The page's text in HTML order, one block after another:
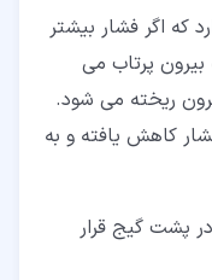
اگر فشار بیشتر
بیرون پرتاب می
ریخته می شود.
کاهش یافته و به
پشت گیج قرار